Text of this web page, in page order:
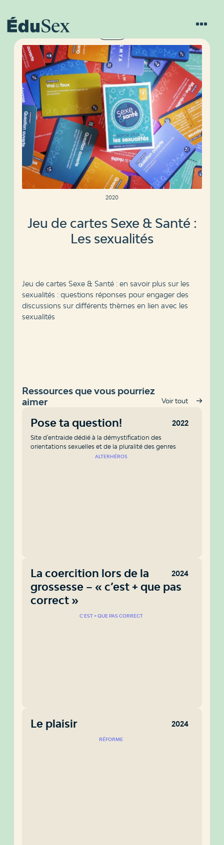
2020
Jeu de cartes Sexe & Santé :
Les sexualités
Jeu de cartes Sexe & Santé : en savoir plus sur les
sexualités : questions réponses pour engager des
discussions sur différents thèmes en lien avec les
sexualités
Ressources que vous pourriez
aimer
Voir tout
2022
Pose ta question!
Site d'entraide dédié à la démystification des
orientations sexuelles et de la pluralité des genres
ALTERHÉROS
2024
La coercition lors de la
grossesse – « c’est + que pas
correct »
C'EST + QUE PAS CORRECT
2024
Le plaisir
RÉFORME